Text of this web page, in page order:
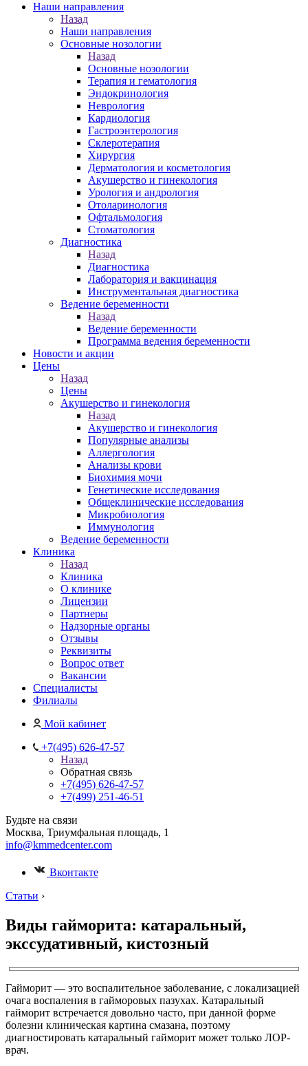
Наши направления
Назад
Наши направления
Основные нозологии
Назад
Основные нозологии
Терапия и гематология
Эндокринология
Неврология
Кардиология
Гастроэнтерология
Склеротерапия
Хирургия
Дерматология и косметология
Акушерство и гинекология
Урология и андрология
Отоларинология
Офтальмология
Стоматология
Диагностика
Назад
Диагностика
Лаборатория и вакцинация
Инструментальная диагностика
Ведение беременности
Назад
Ведение беременности
Программа ведения беременности
Новости и акции
Цены
Назад
Цены
Акушерство и гинекология
Назад
Акушерство и гинекология
Популярные анализы
Аллергология
Анализы крови
Биохимия мочи
Генетические исследования
Общеклинические исследования
Микробиология
Иммунология
Ведение беременности
Клиника
Назад
Клиника
О клинике
Лицензии
Партнеры
Надзорные органы
Отзывы
Реквизиты
Вопрос ответ
Вакансии
Специалисты
Филиалы
Мой кабинет
+7(495) 626-47-57
Назад
Обратная связь
+7(495) 626-47-57
+7(499) 251-46-51
Будьте на связи
Москва, Триумфальная площадь, 1
info@kmmedcenter.com
Вконтакте
Статьи ›
Виды гайморита: катаральный,
экссудативный, кистозный
Гайморит — это воспалительное заболевание, с локализацией
очага воспаления в гайморовых пазухах. Катаральный
гайморит встречается довольно часто, при данной форме
болезни клиническая картина смазана, поэтому
диагностировать катаральный гайморит может только ЛОР-
врач.